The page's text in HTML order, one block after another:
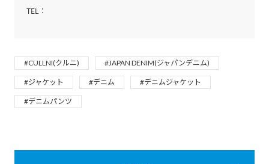
TEL：
#CULLNI(クルニ) #JAPAN DENIM(ジャパンデニム)
#ジャケット #デニム #デニムジャケット
#デニムパンツ